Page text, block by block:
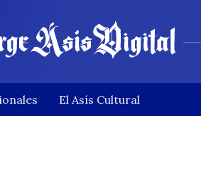
El Asís Cultural